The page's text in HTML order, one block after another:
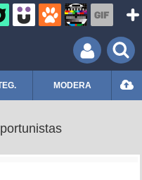
MODERA